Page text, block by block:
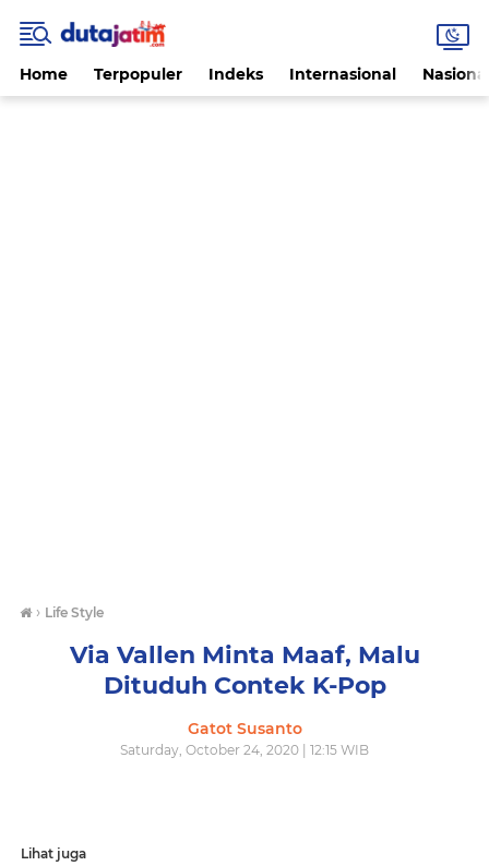
Home Terpopuler Indeks Internasional
› Life Style
Via Vallen Minta Maaf, Malu
Dituduh Contek K-Pop
Gatot Susanto
Saturday, October 24, 2020 | 12:15 WIB
Lihat juga